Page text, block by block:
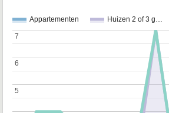
Appartementen Huizen 2 of 3 g…
5
5
6
6
7
7